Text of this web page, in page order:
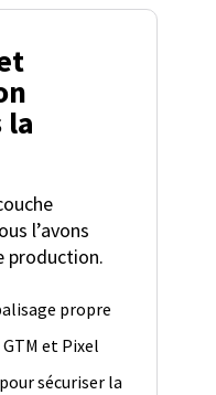
la
l’avons
production.
propre
et Pixel
sécuriser la